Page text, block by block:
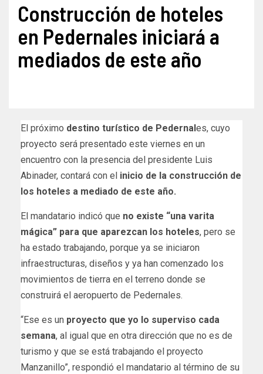
Construcción de hoteles
en Pedernales iniciará a
mediados de este año
El próximo destino turístico de Pedernal es, cuyo
proyecto será presentado este viernes en un
encuentro con la presencia del presidente Luis
Abinader, contará con el inicio de la construcción de
los hoteles a mediado de este año.
El mandatario indicó que no existe “una varita
mágica” para que aparezcan los hoteles, pero se
ha estado trabajando, porque ya se iniciaron
infraestructuras, diseños y ya han comenzado los
movimientos de tierra en el terreno donde se
construirá el aeropuerto de Pedernales.
“Ese es un proyecto que yo lo superviso cada
semana, al igual que en otra dirección que no es de
turismo y que se está trabajando el proyecto
Manzanillo”, respondió el mandatario al término de su